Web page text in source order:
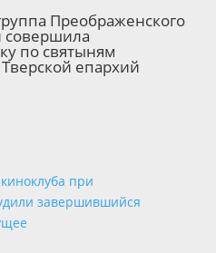
Преображенского
совершила
по святыням
епархий